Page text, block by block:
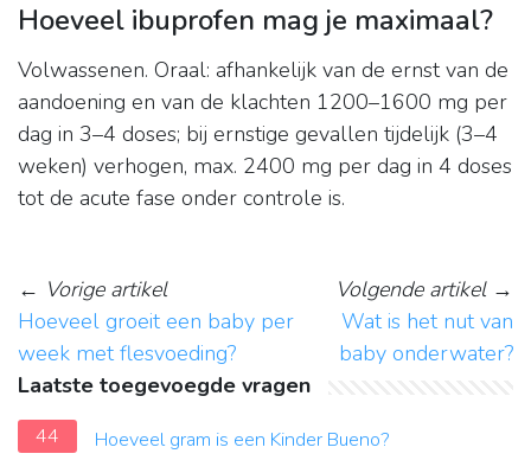
Hoeveel ibuprofen mag je maximaal?
Volwassenen. Oraal: afhankelijk van de ernst van de
aandoening en van de klachten 1200–1600 mg per
dag in 3–4 doses; bij ernstige gevallen tijdelijk (3–4
weken) verhogen, max. 2400 mg per dag in 4 doses
tot de acute fase onder controle is.
← Vorige artikel
Hoeveel groeit een baby per
week met flesvoeding?
Volgende artikel→
Wat is het nut van
baby onderwater?
Laatste toegevoegde vragen
44
Hoeveel gram is een Kinder Bueno?